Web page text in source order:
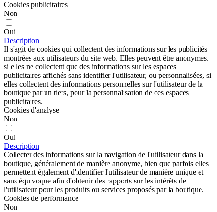
Cookies publicitaires
Non
Oui
Description
Il s'agit de cookies qui collectent des informations sur les publicités
montrées aux utilisateurs du site web. Elles peuvent être anonymes,
si elles ne collectent que des informations sur les espaces
publicitaires affichés sans identifier l'utilisateur, ou personnalisées, si
elles collectent des informations personnelles sur l'utilisateur de la
boutique par un tiers, pour la personnalisation de ces espaces
publicitaires.
Cookies d'analyse
Non
Oui
Description
Collecter des informations sur la navigation de l'utilisateur dans la
boutique, généralement de manière anonyme, bien que parfois elles
permettent également d'identifier l'utilisateur de manière unique et
sans équivoque afin d'obtenir des rapports sur les intérêts de
l'utilisateur pour les produits ou services proposés par la boutique.
Cookies de performance
Non